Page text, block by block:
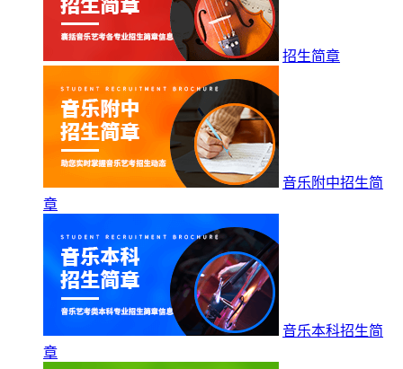
招生简章
音乐附中招生简
章
音乐本科招生简
章